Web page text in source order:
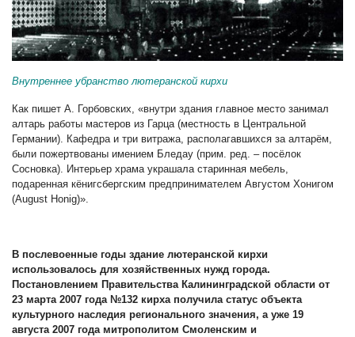
Внутреннее убранство лютеранской кирхи
Как пишет А. Горбовских, «внутри здания главное место занимал
алтарь работы мастеров из Гарца (местность в Центральной
Германии). Кафедра и три витража, располагавшихся за алтарём,
были пожертвованы имением Бледау (прим. ред. – посёлок
Сосновка). Интерьер храма украшала старинная мебель,
подаренная кёнигсбергским предпринимателем Августом Хонигом
(August Honig)».
В послевоенные годы здание лютеранской кирхи
использовалось для хозяйственных нужд города.
Постановлением Правительства Калининградской области от
23 марта 2007 года №132 кирха получила статус объекта
культурного наследия регионального значения, а уже 19
августа 2007 года митрополитом Смоленским и